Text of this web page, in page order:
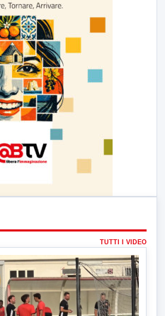
TUTTI I VIDEO